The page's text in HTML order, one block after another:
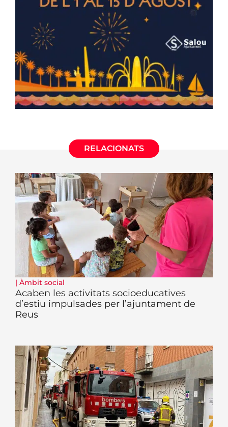
RELACIONATS
| Àmbit social
Acaben les activitats socioeducatives
d’estiu impulsades per l’ajuntament de
Reus